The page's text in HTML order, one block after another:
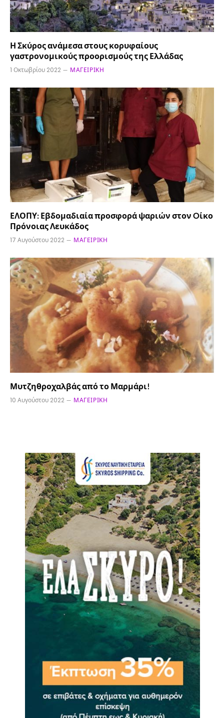
Η Σκύρος ανάμεσα στους κορυφαίους
γαστρονομικούς προορισμούς της Ελλάδας
1 Οκτωβρίου 2022 ΜΑΓΕΙΡΙΚΉ
ΕΛΟΠΥ: Εβδομαδιαία προσφορά ψαριών στον Oίκο
Πρόνοιας Λευκάδος
17 Αυγούστου 2022 ΜΑΓΕΙΡΙΚΉ
Μυτζηθροχαλβάς από το Μαρμάρι!
10 Αυγούστου 2022 ΜΑΓΕΙΡΙΚΉ